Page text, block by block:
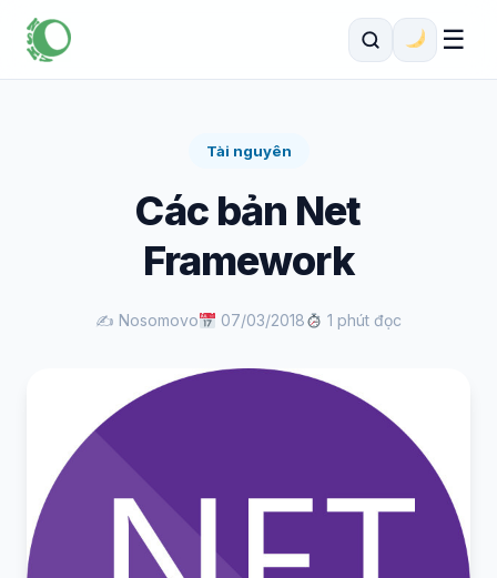
☰
Tài nguyên
Các bản Net
Framework
✍️ Nosomovo 07/03/2018 1 phút đọc